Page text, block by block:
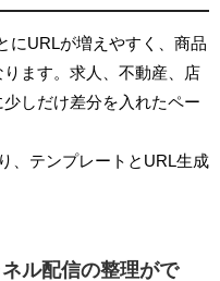
にURLが増えやすく、商品
ます。求人、不動産、店
しだけ差分を入れたペー
、テンプレートとURL生成
ル配信の整理がで